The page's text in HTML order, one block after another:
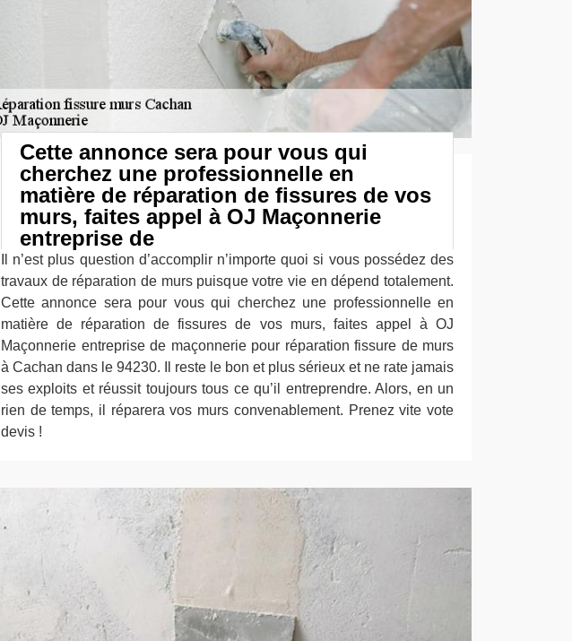
Cette annonce sera pour vous qui
cherchez une professionnelle en
matière de réparation de fissures de vos
murs, faites appel à OJ Maçonnerie
entreprise de
Il n’est plus question d’accomplir n’importe quoi si vous possédez des
travaux de réparation de murs puisque votre vie en dépend totalement.
Cette annonce sera pour vous qui cherchez une professionnelle en
matière de réparation de fissures de vos murs, faites appel à OJ
Maçonnerie entreprise de maçonnerie pour réparation fissure de murs
à Cachan dans le 94230. Il reste le bon et plus sérieux et ne rate jamais
ses exploits et réussit toujours tous ce qu’il entreprendre. Alors, en un
rien de temps, il réparera vos murs convenablement. Prenez vite vote
devis !